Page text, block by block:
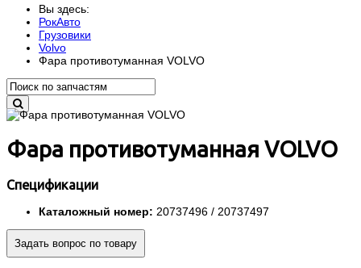
Вы здесь:
РокАвто
Грузовики
Volvo
Фара противотуманная VOLVO
Фара противотуманная VOLVO
Спецификации
Каталожный номер: 20737496 / 20737497
Задать вопрос по товару